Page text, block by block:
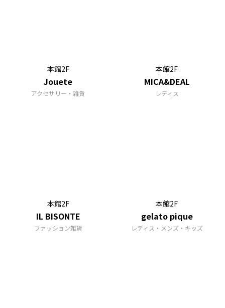
本館2F
Jouete
アクセサリー・雑貨
本館2F
MICA&DEAL
レディス
本館2F
IL BISONTE
ファッション雑貨
本館2F
gelato pique
レディス・メンズ・キッズ